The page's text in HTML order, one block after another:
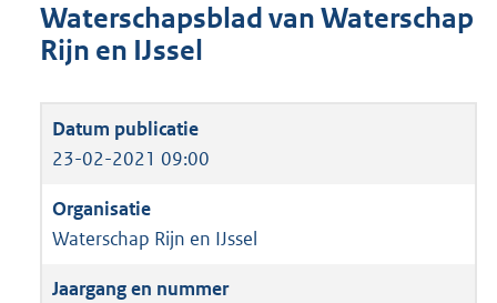
Waterschapsblad van Waterschap
Rijn en IJssel
23-02-2021 09:00
Waterschap Rijn en IJssel